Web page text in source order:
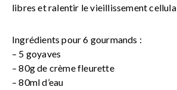
libres et ralentir le vieillissement
Ingrédients pour 6 gourmands :
– 5 goyaves
– 80g de crème fleurette
– 80ml d’eau